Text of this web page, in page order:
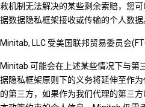
救机制无法解决的某些剩余索赔，您
据数据隐私框架接收或传输的个人数据
Minitab, LLC 受美国联邦贸易委员会
Minitab 可能会在上述某些情况下与第
据隐私框架原则下的义务将延伸至作
的第三方，如果作为我们代理的第三